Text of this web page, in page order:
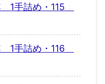
1手詰め・115
1手詰め・116